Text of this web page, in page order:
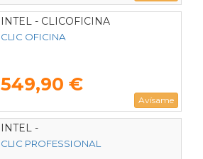
INTEL - CLICOFICINA
CLIC OFICINA
549,90 €
Avísame
INTEL -
CLIC PROFESSIONAL